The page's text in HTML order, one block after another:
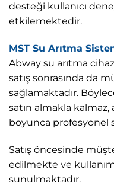
desteği kullanıcı
etkilemektedir.
MST Su Arıtma
Abway su arıtma
satış sonrasında da
sağlamaktadır.
satın almakla kalmaz,
boyunca profesyonel
Satış öncesinde
edilmekte ve
sunulmaktadır.